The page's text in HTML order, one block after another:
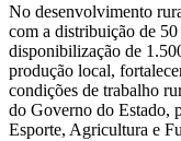
No desenvolvimento
com a distribuição de
disponibilização de
produção local,
condições de trabalho
do Governo do Estado,
Esporte, Agricultura e